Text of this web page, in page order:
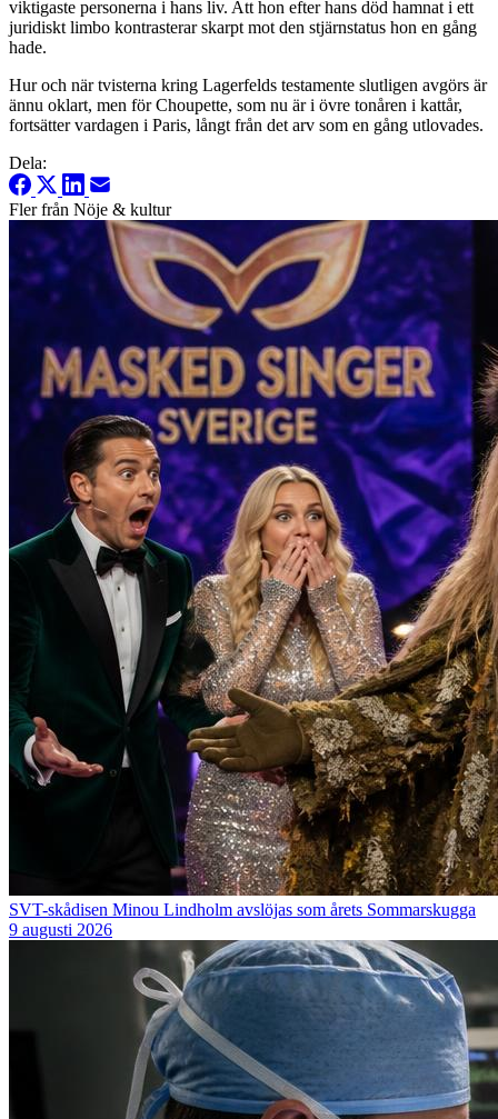
viktigaste personerna i hans liv. Att hon efter hans död hamnat i ett
juridiskt limbo kontrasterar skarpt mot den stjärnstatus hon en gång
hade.
Hur och när tvisterna kring Lagerfelds testamente slutligen avgörs är
ännu oklart, men för Choupette, som nu är i övre tonåren i kattår,
fortsätter vardagen i Paris, långt från det arv som en gång utlovades.
Dela:
Fler från Nöje & kultur
SVT-skådisen Minou Lindholm avslöjas som årets Sommarskugga
9 augusti 2026